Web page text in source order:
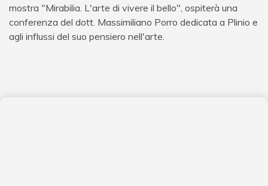
mostra "Mirabilia. L'arte di vivere il bello", ospiterà una
conferenza del dott. Massimiliano Porro dedicata a Plinio e
agli influssi del suo pensiero nell'arte.